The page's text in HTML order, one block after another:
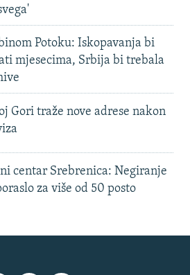
Potoku: Iskopavanja bi
mjesecima, Srbija bi trebala
Gori traže nove adrese nakon
centar Srebrenica: Negiranje
za više od 50 posto